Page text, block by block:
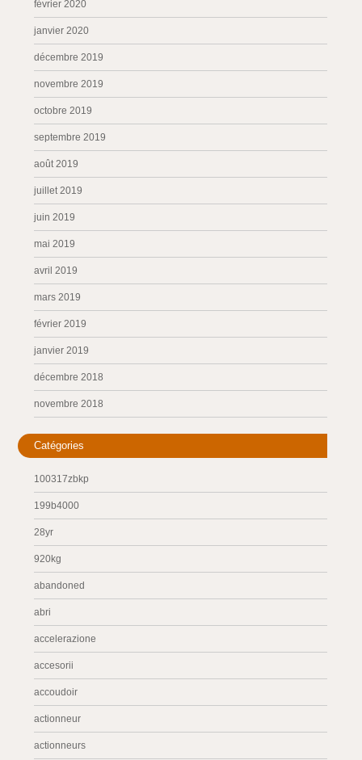
février 2020
janvier 2020
décembre 2019
novembre 2019
octobre 2019
septembre 2019
août 2019
juillet 2019
juin 2019
mai 2019
avril 2019
mars 2019
février 2019
janvier 2019
décembre 2018
novembre 2018
Catégories
100317zbkp
199b4000
28yr
920kg
abandoned
abri
accelerazione
accesorii
accoudoir
actionneur
actionneurs